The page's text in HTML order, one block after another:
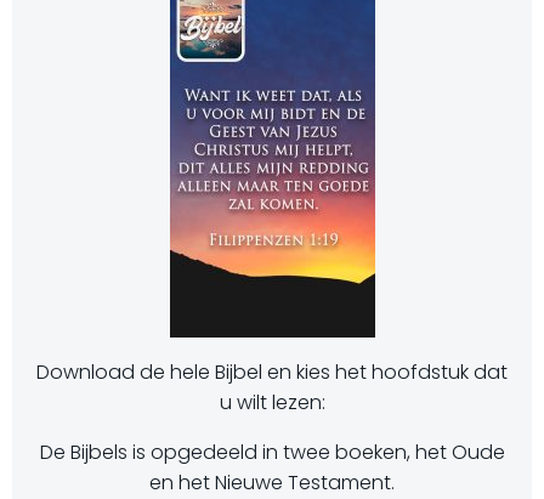
Download de hele Bijbel en kies het hoofdstuk dat
u wilt lezen:
De Bijbels is opgedeeld in twee boeken, het Oude
en het Nieuwe Testament.